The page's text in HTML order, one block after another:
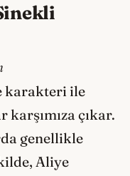
karakteri ile
çıkar.
genellikle
Aliye